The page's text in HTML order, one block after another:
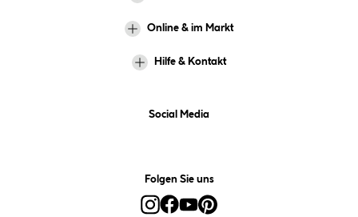
Online & im Markt
Hilfe & Kontakt
Social Media
Folgen Sie uns